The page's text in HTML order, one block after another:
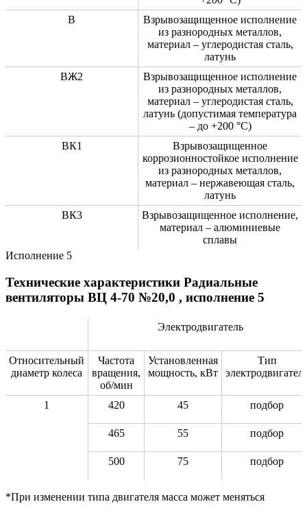
В
Взрывозащищенное исполнение
из разнородных металлов,
материал – углеродистая сталь,
латунь
ВЖ2
Взрывозащищенное исполнение
из разнородных металлов,
материал – углеродистая сталь,
латунь (допустимая температура
– до +200 °C)
ВК1
Взрывозащищенное
коррозионностойкое исполнение
из разнородных металлов,
материал – нержавеющая сталь,
латунь
ВК3
Взрывозащищенное исполнение,
материал – алюминиевые
сплавы
Исполнение 5
Технические характеристики Радиальные
вентиляторы ВЦ 4-70 №20,0 , исполнение 5
Электродвигатель
Относительный
диаметр колеса
Частота
вращения,
об/мин
Установленная
мощность, кВт
Тип
1 420 45 подбор
465 55 подбор
500 75 подбор
*При изменении типа двигателя масса может меняться